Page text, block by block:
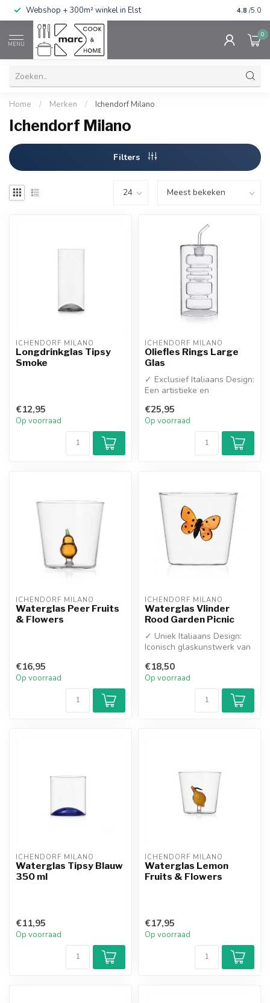
Webshop + 300m² winkel in Elst Gratis
4.8 /5.0
MENU
0
Home / Merken / Ichendorf Milano
Ichendorf Milano
Filters
ICHENDORF MILANO
Longdrinkglas Tipsy
Smoke
€12,95
Op voorraad
ICHENDORF MILANO
Oliefles Rings Large
Glas
✓ Exclusief Italiaans Design:
Een artistieke en
elke ...
€25,95
Op voorraad
ICHENDORF MILANO
Waterglas Peer Fruits
& Flowers
€16,95
Op voorraad
ICHENDORF MILANO
Waterglas Vlinder
Rood Garden Picnic
✓ Uniek Italiaans Design:
Iconisch glaskunstwerk van
ontworpen...
€18,50
Op voorraad
ICHENDORF MILANO
Waterglas Tipsy Blauw
350 ml
€11,95
Op voorraad
ICHENDORF MILANO
Waterglas Lemon
Fruits & Flowers
€17,95
Op voorraad